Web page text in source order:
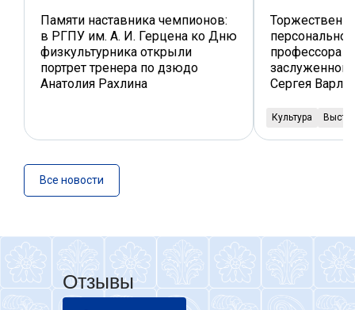
Памяти наставника чемпионов:
в РГПУ им. А. И. Герцена ко Дню
физкультурника открыли
портрет тренера по дзюдо
Анатолия Рахлина
профессора
Сергея
Культура
Все новости
Отзывы